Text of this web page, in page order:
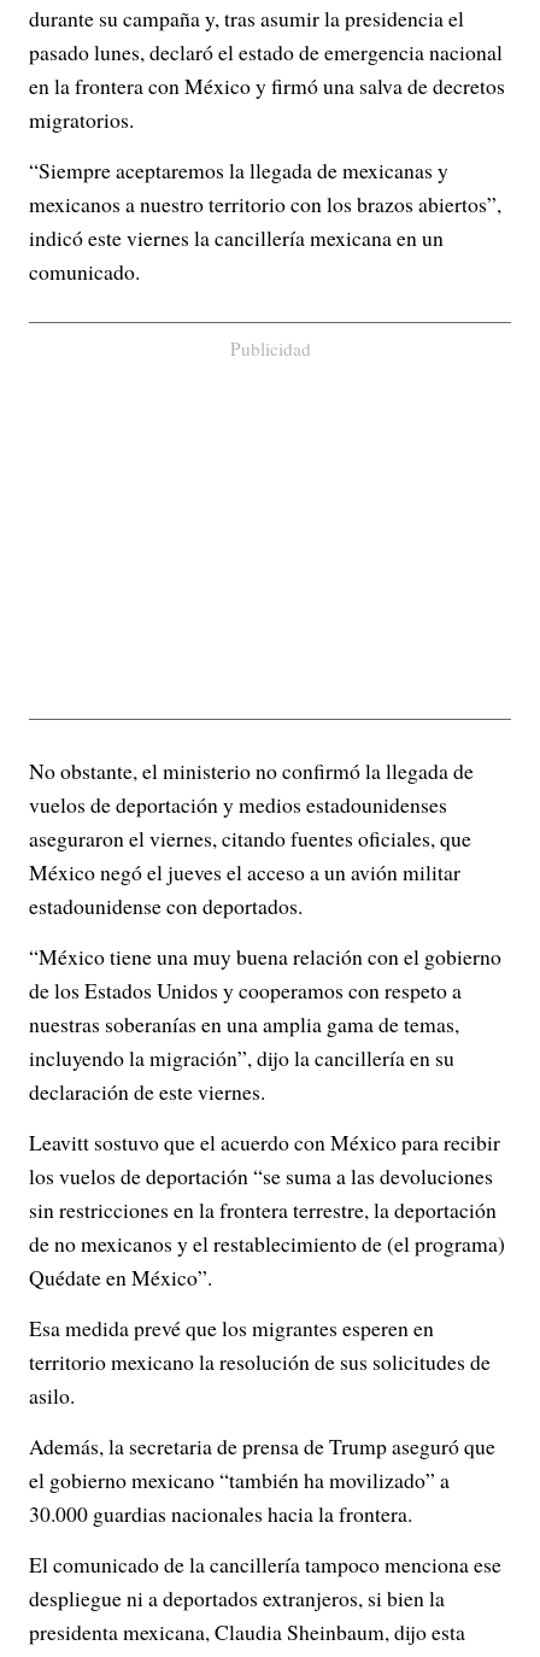
durante su campaña y, tras asumir la presidencia el
pasado lunes, declaró el estado de emergencia nacional
en la frontera con México y firmó una salva de decretos
migratorios.
“Siempre aceptaremos la llegada de mexicanas y
mexicanos a nuestro territorio con los brazos abiertos”,
indicó este viernes la cancillería mexicana en un
comunicado.
Publicidad
No obstante, el ministerio no confirmó la llegada de
vuelos de deportación y medios estadounidenses
aseguraron el viernes, citando fuentes oficiales, que
México negó el jueves el acceso a un avión militar
estadounidense con deportados.
“México tiene una muy buena relación con el gobierno
de los Estados Unidos y cooperamos con respeto a
nuestras soberanías en una amplia gama de temas,
incluyendo la migración”, dijo la cancillería en su
declaración de este viernes.
Leavitt sostuvo que el acuerdo con México para recibir
los vuelos de deportación “se suma a las devoluciones
sin restricciones en la frontera terrestre, la deportación
de no mexicanos y el restablecimiento de (el programa)
Quédate en México”.
Esa medida prevé que los migrantes esperen en
territorio mexicano la resolución de sus solicitudes de
asilo.
Además, la secretaria de prensa de Trump aseguró que
el gobierno mexicano “también ha movilizado” a
30.000 guardias nacionales hacia la frontera.
El comunicado de la cancillería tampoco menciona ese
despliegue ni a deportados extranjeros, si bien la
presidenta mexicana, Claudia Sheinbaum, dijo esta